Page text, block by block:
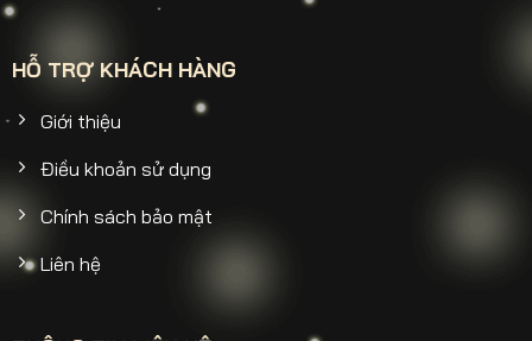
HỖ TRỢ KHÁCH HÀNG
Giới thiệu
Điều khoản sử dụng
Chính sách bảo mật
Liên hệ